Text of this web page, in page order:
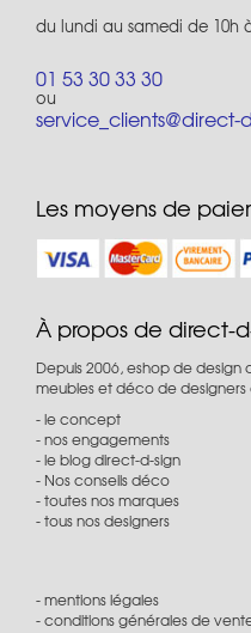
du lundi au samedi de 10h
01 53 30 33 30
ou
service_clients@direct-
Les moyens de
À propos de direct-
Depuis 2006, eshop de design
meubles et déco de
le concept
nos engagements
le blog direct-d-sign
Nos conseils déco
toutes nos marques
tous nos designers
mentions légales
conditions générales de